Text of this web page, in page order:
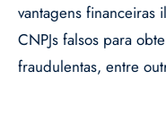
vantagens financeiras
CNPJs falsos para
fraudulentas, entre